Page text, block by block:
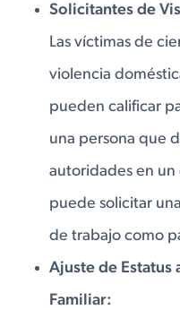
Solicitantes de
Las víctimas de
violencia
pueden calificar
una persona que
autoridades en un
puede solicitar una
de trabajo como
Ajuste de Estatus
Familiar: